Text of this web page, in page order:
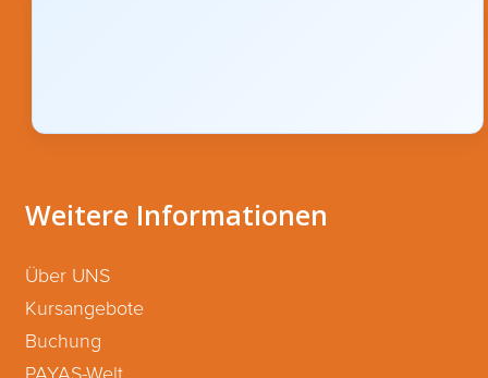
Weitere Informationen
Über UNS
Kursangebote
Buchung